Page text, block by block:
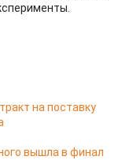
на поставку
вышла в финал